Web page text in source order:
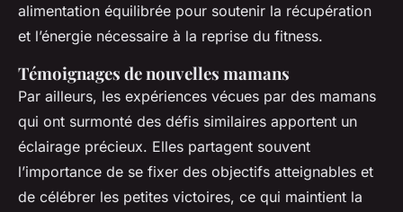
alimentation équilibrée pour soutenir la récupération
et l’énergie nécessaire à la reprise du fitness.
Témoignages de nouvelles mamans
Par ailleurs, les expériences vécues par des mamans
qui ont surmonté des défis similaires apportent un
éclairage précieux. Elles partagent souvent
l’importance de se fixer des objectifs atteignables et
de célébrer les petites victoires, ce qui maintient la